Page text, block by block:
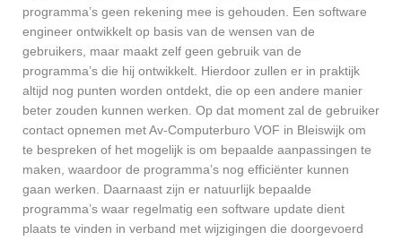
programma’s geen rekening mee is gehouden. Een software
engineer ontwikkelt op basis van de wensen van de
gebruikers, maar maakt zelf geen gebruik van de
programma’s die hij ontwikkelt. Hierdoor zullen er in praktijk
altijd nog punten worden ontdekt, die op een andere manier
beter zouden kunnen werken. Op dat moment zal de gebruiker
contact opnemen met Av-Computerburo VOF in Bleiswijk om
te bespreken of het mogelijk is om bepaalde aanpassingen te
maken, waardoor de programma’s nog efficiënter kunnen
gaan werken. Daarnaast zijn er natuurlijk bepaalde
programma’s waar regelmatig een software update dient
plaats te vinden in verband met wijzigingen die doorgevoerd